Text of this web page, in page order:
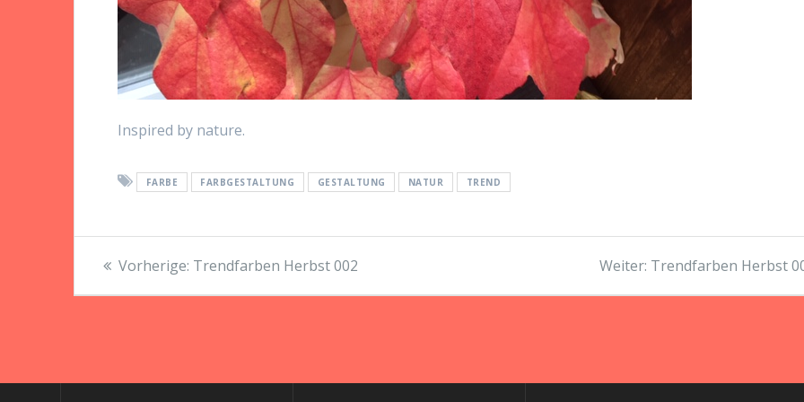
Inspired by nature.
FARBE FARBGESTALTUNG GESTALTUNG NATUR TREND
Beitragsnavigation
Vorherige: Vorheriger
Trendfarben Herbst 002 Weiter: Nächster
Trendfarben Herbst